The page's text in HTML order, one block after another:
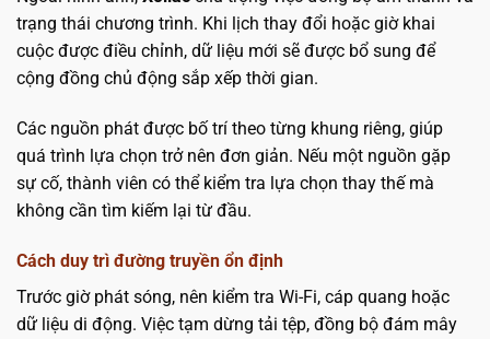
trạng thái chương trình. Khi lịch thay đổi hoặc giờ khai
cuộc được điều chỉnh, dữ liệu mới sẽ được bổ sung để
cộng đồng chủ động sắp xếp thời gian.
Các nguồn phát được bố trí theo từng khung riêng, giúp
quá trình lựa chọn trở nên đơn giản. Nếu một nguồn gặp
sự cố, thành viên có thể kiểm tra lựa chọn thay thế mà
không cần tìm kiếm lại từ đầu.
Cách duy trì đường truyền ổn định
Trước giờ phát sóng, nên kiểm tra Wi-Fi, cáp quang hoặc
dữ liệu di động. Việc tạm dừng tải tệp, đồng bộ đám mây